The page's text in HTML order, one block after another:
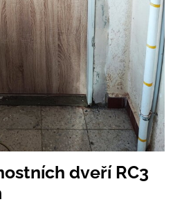
dveří RC3